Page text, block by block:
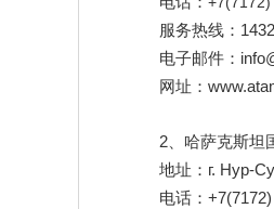
服务热线： 1432
电子邮件：
网址：
2、哈萨克斯坦
地址： г. Нур-
电话：